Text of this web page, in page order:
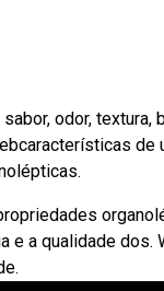
odor, textura,
de
a qualidade